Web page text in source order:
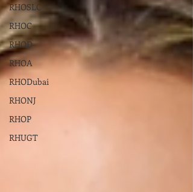
RHOSLC
RHOC
RHOD
RHOA
RHODubai
RHONJ
RHOP
RHUGT